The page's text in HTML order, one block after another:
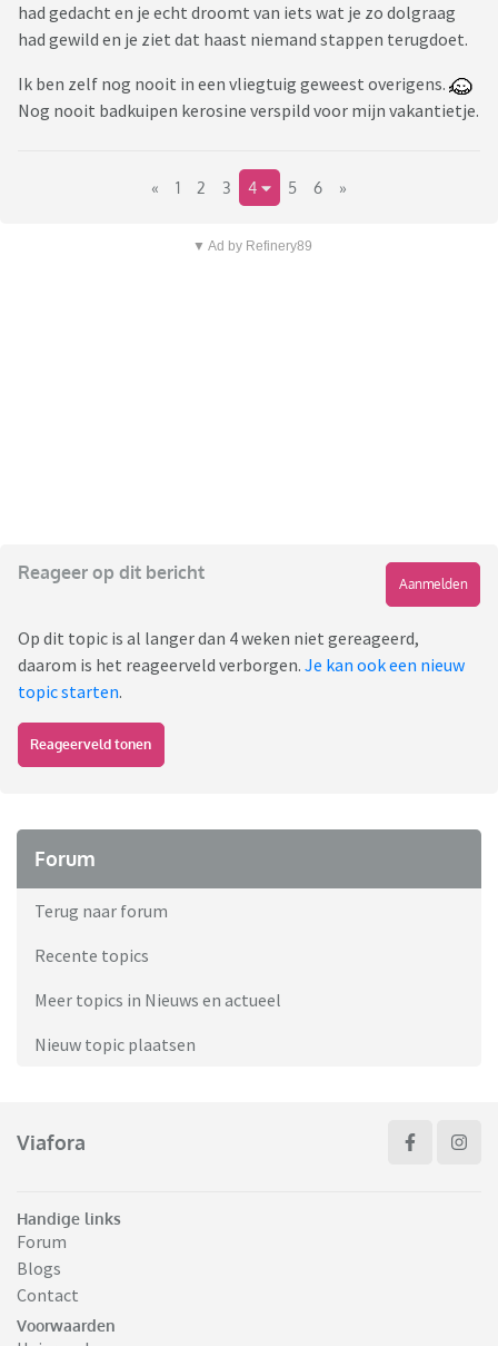
had gedacht en je echt droomt van iets wat je zo dolgraag
had gewild en je ziet dat haast niemand stappen terugdoet.
Ik ben zelf nog nooit in een vliegtuig geweest overigens.
Nog nooit badkuipen kerosine verspild voor mijn vakantietje.
« 1 2 3 4 5 6 »
▼ Ad by Refinery89
Reageer op dit bericht
Aanmelden
Op dit topic is al langer dan 4 weken niet gereageerd,
daarom is het reageerveld verborgen. Je kan ook een nieuw
topic starten.
Reageerveld tonen
Forum
Terug naar forum
Recente topics
Meer topics in Nieuws en actueel
Nieuw topic plaatsen
Viafora
Handige links
Forum
Blogs
Contact
Voorwaarden